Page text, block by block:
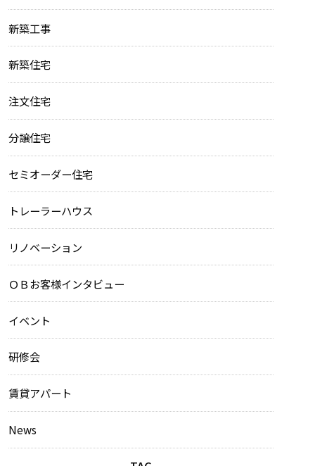
新築工事
新築住宅
注文住宅
分譲住宅
セミオーダー住宅
トレーラーハウス
リノベーション
ＯＢお客様インタビュー
イベント
研修会
賃貸アパート
News